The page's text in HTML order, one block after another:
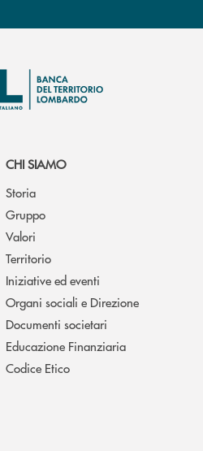
CHI SIAMO
Storia
Gruppo
Valori
Territorio
Iniziative ed eventi
Organi sociali e Direzione
Documenti societari
Educazione Finanziaria
Codice Etico